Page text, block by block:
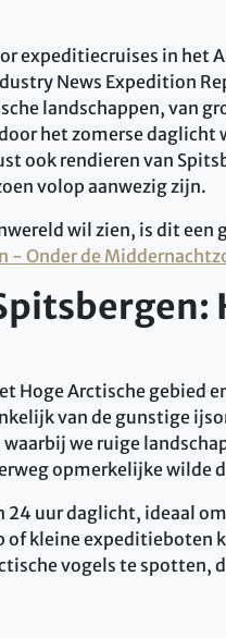
expeditiecruises in het
News Expedition
landschappen, van
het zomerse daglicht
ook rendieren van
volop aanwezig zijn.
wil zien, is dit een
- Onder de
Hoge Arctische gebied
van de gunstige
we ruige
opmerkelijke wilde
uur daglicht, ideaal
of kleine expeditieboten
vogels te